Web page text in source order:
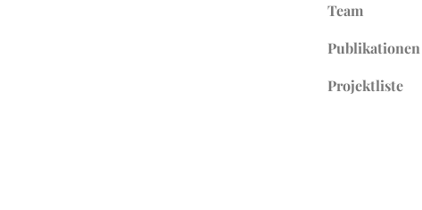
Team
Publikationen
Projektliste